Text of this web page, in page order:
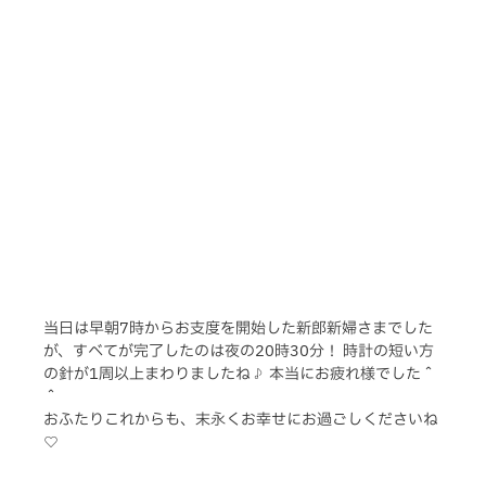
当日は早朝7時からお支度を開始した新郎新婦さまでした
が、すべてが完了したのは夜の20時30分！ 時計の短い方
の針が1周以上まわりましたね♪ 本当にお疲れ様でした＾
＾
おふたりこれからも、末永くお幸せにお過ごしくださいね
♡